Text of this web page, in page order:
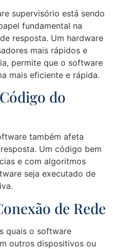
supervisório está sendo
fundamental na
resposta. Um hardware
mais rápidos e
permite que o software
mais eficiente e rápida.
do
também afeta
Um código bem
e com algoritmos
seja executado de
de Rede
quais o software
outros dispositivos ou